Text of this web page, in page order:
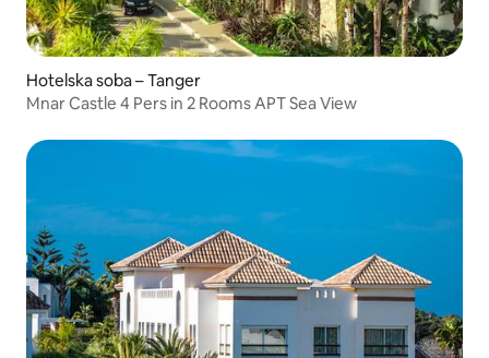
Hotelska soba – Tanger
Mnar Castle 4 Pers in 2 Rooms APT Sea View